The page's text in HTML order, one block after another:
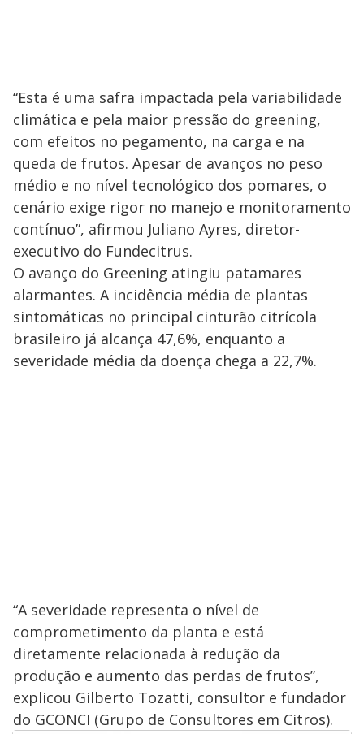
“Esta é uma safra impactada pela variabilidade
climática e pela maior pressão do greening,
com efeitos no pegamento, na carga e na
queda de frutos. Apesar de avanços no peso
médio e no nível tecnológico dos pomares, o
cenário exige rigor no manejo e monitoramento
contínuo”, afirmou Juliano Ayres, diretor-
executivo do Fundecitrus.
O avanço do Greening atingiu patamares
alarmantes. A incidência média de plantas
sintomáticas no principal cinturão citrícola
brasileiro já alcança 47,6%, enquanto a
severidade média da doença chega a 22,7%.
“A severidade representa o nível de
comprometimento da planta e está
diretamente relacionada à redução da
produção e aumento das perdas de frutos”,
explicou Gilberto Tozatti, consultor e fundador
do GCONCI (Grupo de Consultores em Citros).